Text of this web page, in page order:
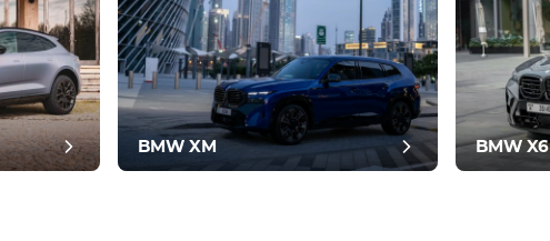
BMW XM BMW X6